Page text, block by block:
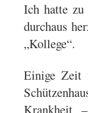
Ich hatte
durchaus
„Kollege“.
Einige Zeit
Krankheit